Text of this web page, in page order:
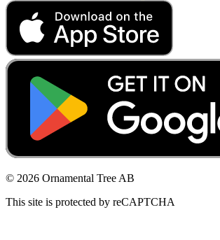
© 2026 Ornamental Tree AB
This site is protected by reCAPTCHA